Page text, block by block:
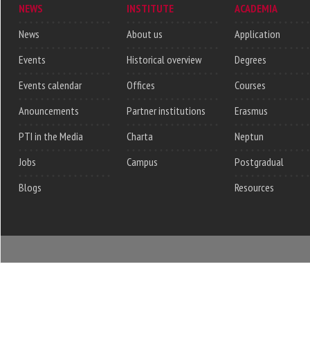
NEWS
News
Events
Events calendar
Anouncements
PTI in the Media
Jobs
Blogs
INSTITUTE
About us
Historical overview
Offices
Partner institutions
Charta
Campus
ACADEMIA
Application
Degrees
Courses
Erasmus
Neptun
Postgradual
Resources